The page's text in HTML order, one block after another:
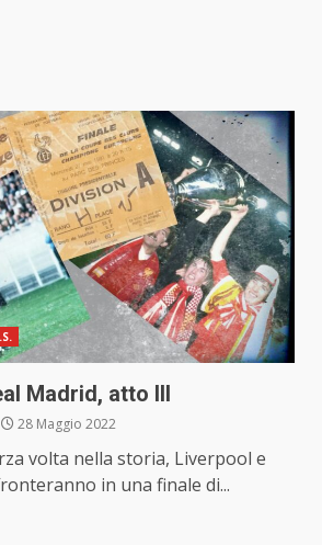
Madrid, atto III
28 Maggio 2022
volta nella storia, Liverpool e
in una finale di...